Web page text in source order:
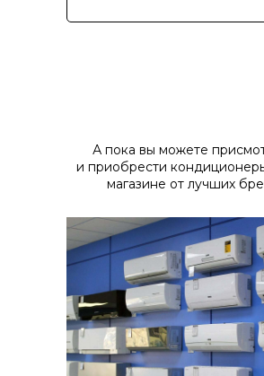
А пока вы можете
и приобрести
магазине от лучших